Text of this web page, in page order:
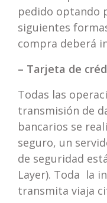
pedido optando
siguientes
compra deberá
– Tarjeta de
Todas las
transmisión de
bancarios se
seguro, un
de seguridad
Layer). Toda la
transmita viaja